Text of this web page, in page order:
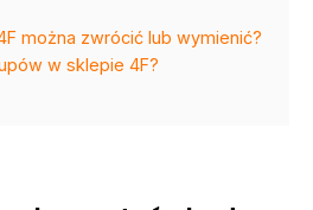
można zwrócić lub wymienić?
w sklepie 4F?